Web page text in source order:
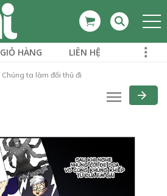
GIỎ HÀNG LIÊN HỆ
Chúng ta làm đối thủ đi